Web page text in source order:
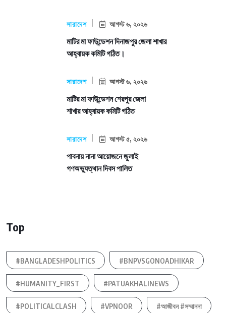
সারাদেশ আগস্ট ৬, ২০২৬
মাটির মা ফাউন্ডেশন দিনাজপুর জেলা শাখার
আহ্বায়ক কমিটি গঠিত।
সারাদেশ আগস্ট ৬, ২০২৬
মাটির মা ফাউন্ডেশন শেরপুর জেলা
শাখার আহ্বায়ক কমিটি গঠিত
সারাদেশ আগস্ট ৫, ২০২৬
পাবনায় নানা আয়োজনে জুলাই
গণঅভ্যুত্থান দিবস পালিত
Top
#BANGLADESHPOLITICS #BNPVSGONOADHIKAR
#HUMANITY_FIRST #PATUAKHALINEWS
#POLITICALCLASH #VPNOOR #আজীবন #সম্মাননা